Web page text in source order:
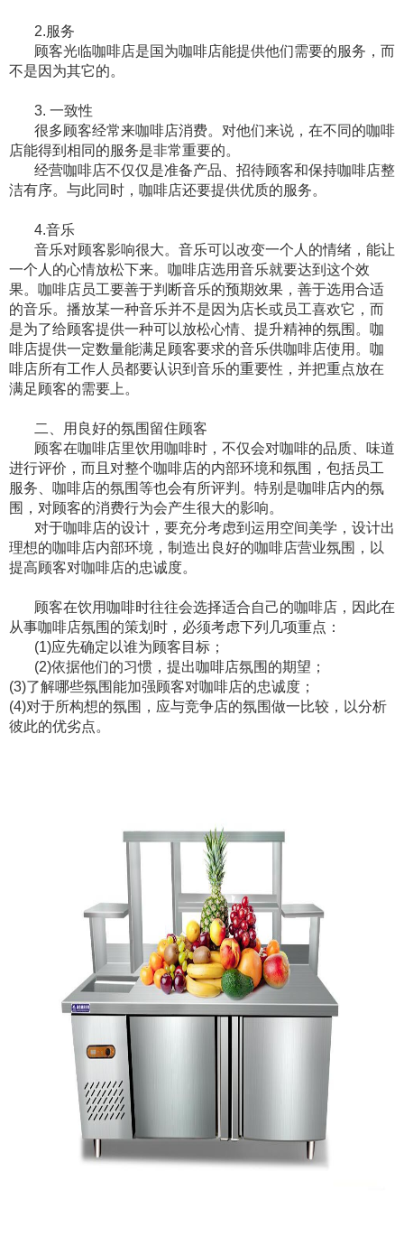
2.服务
顾客光临咖啡店是国为咖啡店能提供他们需要的服务，而
不是因为其它的。
3. 一致性
很多顾客经常来咖啡店消费。对他们来说，在不同的咖啡
店能得到相同的服务是非常重要的。
经营咖啡店不仅仅是准备产品、招待顾客和保持咖啡店整
洁有序。与此同时，咖啡店还要提供优质的服务。
4.音乐
音乐对顾客影响很大。音乐可以改变一个人的情绪，能让
一个人的心情放松下来。咖啡店选用音乐就要达到这个效
果。咖啡店员工要善于判断音乐的预期效果，善于选用合适
的音乐。播放某一种音乐并不是因为店长或员工喜欢它，而
是为了给顾客提供一种可以放松心情、提升精神的氛围。咖
啡店提供一定数量能满足顾客要求的音乐供咖啡店使用。咖
啡店所有工作人员都要认识到音乐的重要性，并把重点放在
满足顾客的需要上。
二、用良好的氛围留住顾客
顾客在咖啡店里饮用咖啡时，不仅会对咖啡的品质、味道
进行评价，而且对整个咖啡店的内部环境和氛围，包括员工
服务、咖啡店的氛围等也会有所评判。特别是咖啡店内的氛
围，对顾客的消费行为会产生很大的影响。
对于咖啡店的设计，要充分考虑到运用空间美学，设计出
理想的咖啡店内部环境，制造出良好的咖啡店营业氛围，以
提高顾客对咖啡店的忠诚度。
顾客在饮用咖啡时往往会选择适合自己的咖啡店，因此在
从事咖啡店氛围的策划时，必须考虑下列几项重点：
(1)应先确定以谁为顾客目标；
(2)依据他们的习惯，提出咖啡店氛围的期望；
(3)了解哪些氛围能加强顾客对咖啡店的忠诚度；
(4)对于所构想的氛围，应与竞争店的氛围做一比较，以分析
彼此的优劣点。